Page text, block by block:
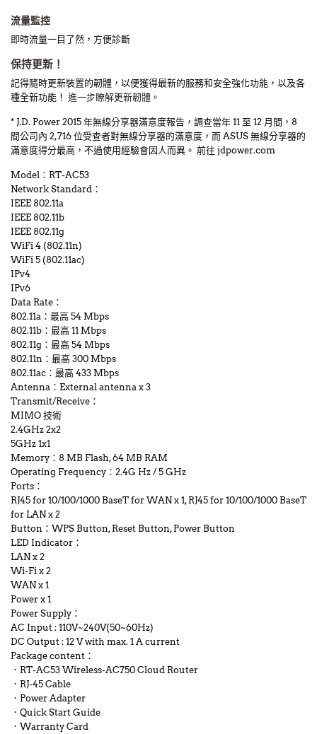
流量監控
即時流量一目了然，方便診斷
保持更新！
記得隨時更新裝置的韌體，以便獲得最新的服務和安全強化功能，以及各
種全新功能！ 進一步瞭解更新韌體。
* J.D. Power 2015 年無線分享器滿意度報告，調查當年 11 至 12 月間，8
間公司內 2,716 位受查者對無線分享器的滿意度，而 ASUS 無線分享器的
滿意度得分最高，不過使用經驗會因人而異。 前往 jdpower.com
Model：RT-AC53
Network Standard：
IEEE 802.11a
IEEE 802.11b
IEEE 802.11g
WiFi 4 (802.11n)
WiFi 5 (802.11ac)
IPv4
IPv6
Data Rate：
802.11a：最高 54 Mbps
802.11b：最高 11 Mbps
802.11g：最高 54 Mbps
802.11n：最高 300 Mbps
802.11ac：最高 433 Mbps
Antenna：External antenna x 3
Transmit/Receive：
MIMO 技術
2.4GHz 2x2
5GHz 1x1
Memory：8 MB Flash, 64 MB RAM
Operating Frequency：2.4G Hz / 5 GHz
Ports：
RJ45 for 10/100/1000 BaseT for WAN x 1, RJ45 for 10/100/1000 BaseT
for LAN x 2
Button：WPS Button, Reset Button, Power Button
LED Indicator：
LAN x 2
Wi-Fi x 2
WAN x 1
Power x 1
Power Supply：
AC Input : 110V~240V(50~60Hz)
DC Output : 12 V with max. 1 A current
Package content：
．RT-AC53 Wireless-AC750 Cloud Router
．RJ-45 Cable
．Power Adapter
．Quick Start Guide
．Warranty Card